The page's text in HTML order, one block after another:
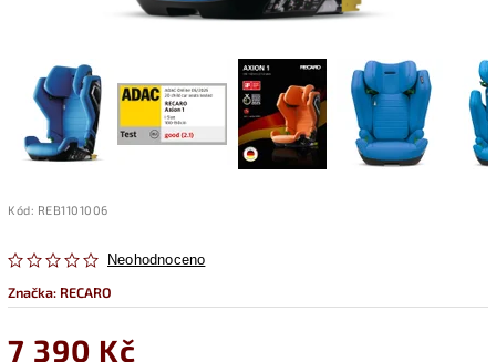
Kód: REB1101006
Neohodnoceno
Značka: RECARO
7 390 Kč